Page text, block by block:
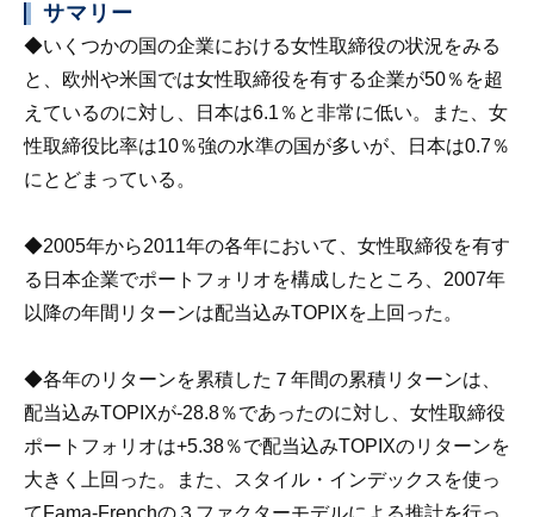
サマリー
◆いくつかの国の企業における女性取締役の状況をみる
と、欧州や米国では女性取締役を有する企業が50％を超
えているのに対し、日本は6.1％と非常に低い。また、女
性取締役比率は10％強の水準の国が多いが、日本は0.7％
にとどまっている。
◆2005年から2011年の各年において、女性取締役を有す
る日本企業でポートフォリオを構成したところ、2007年
以降の年間リターンは配当込みTOPIXを上回った。
◆各年のリターンを累積した７年間の累積リターンは、
配当込みTOPIXが-28.8％であったのに対し、女性取締役
ポートフォリオは+5.38％で配当込みTOPIXのリターンを
大きく上回った。また、スタイル・インデックスを使っ
てFama-Frenchの３ファクターモデルによる推計を行っ